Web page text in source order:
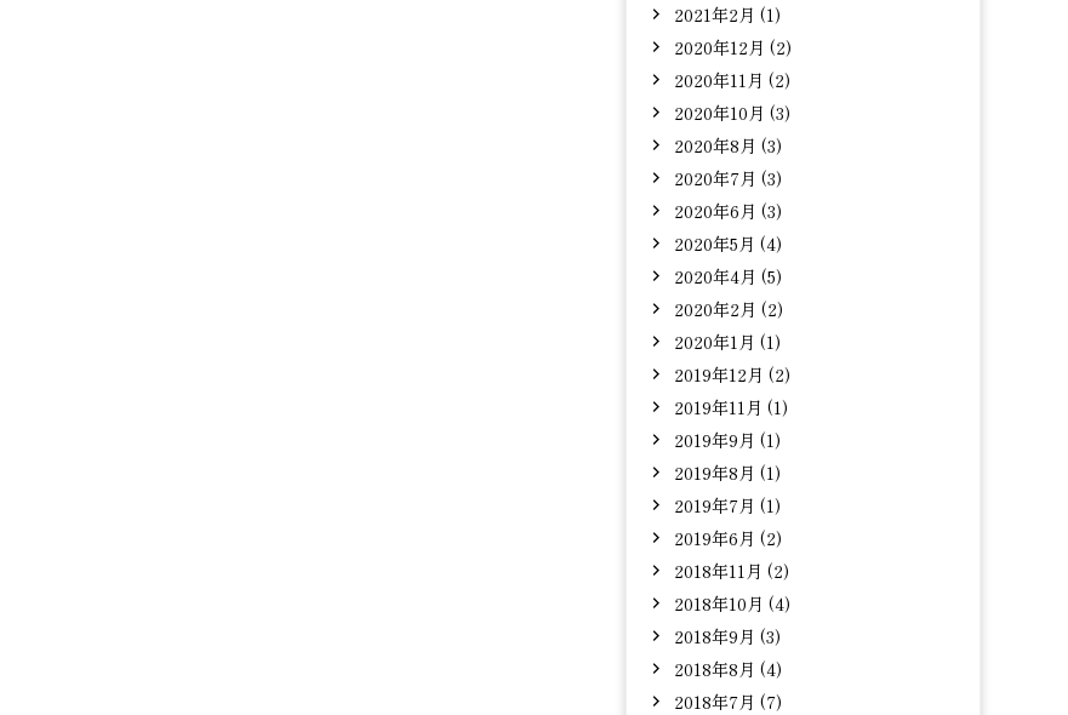
2021年2月 (1)
2020年12月 (2)
2020年11月 (2)
2020年10月 (3)
2020年8月 (3)
2020年7月 (3)
2020年6月 (3)
2020年5月 (4)
2020年4月 (5)
2020年2月 (2)
2020年1月 (1)
2019年12月 (2)
2019年11月 (1)
2019年9月 (1)
2019年8月 (1)
2019年7月 (1)
2019年6月 (2)
2018年11月 (2)
2018年10月 (4)
2018年9月 (3)
2018年8月 (4)
2018年7月 (7)